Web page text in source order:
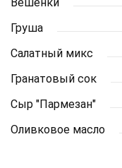
Груша
Салатный микс
Гранатовый сок
Сыр "Пармезан"
Оливковое масло